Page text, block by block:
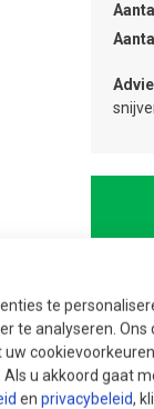
te
te analyseren. Ons
uw
u akkoord gaat
en privacybeleid,